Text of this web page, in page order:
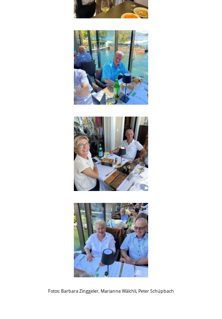
Fotos: Barbara Zinggeler, Marianne Wälchli, Peter Schüpbach